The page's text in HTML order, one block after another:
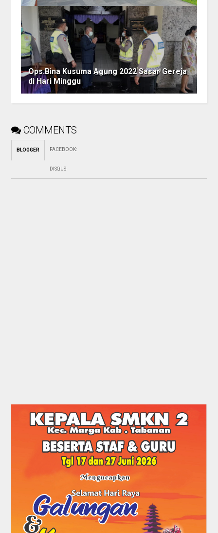
Ops.Bina Kusuma Agung 2022 Sasar Gereja
di Hari Minggu
COMMENTS
BLOGGER FACEBOOK:
DISQUS